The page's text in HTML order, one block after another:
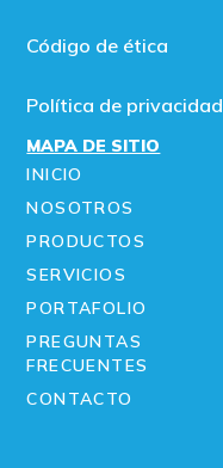
Código de ética
Política de privacidad
MAPA DE SITIO
INICIO
NOSOTROS
PRODUCTOS
SERVICIOS
PORTAFOLIO
PREGUNTAS
FRECUENTES
CONTACTO